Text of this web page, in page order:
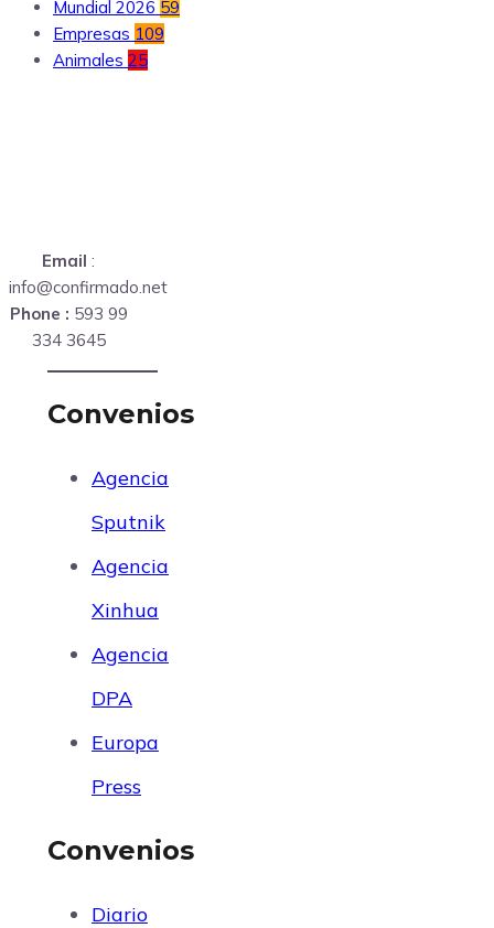
Mundial 2026 59
Empresas 109
Animales 25
Email :
info@confirmado.net
Phone : 593 99
334 3645
Convenios
Agencia
Sputnik
Agencia
Xinhua
Agencia
DPA
Europa
Press
Convenios
Diario